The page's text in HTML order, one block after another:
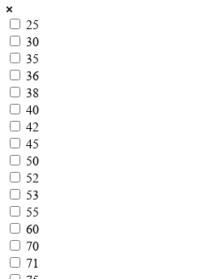
25
30
35
36
38
40
42
45
50
52
53
55
60
70
71